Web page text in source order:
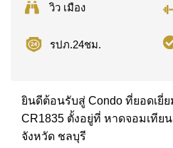
วิว เมือง
รปภ.24ชม.
ยินดีต้อนรับสู่ Condo ที่ยอดเยี่
CR1835 ตั้งอยู่ที่ หาดจอมเทีย
จังหวัด ชลบุรี